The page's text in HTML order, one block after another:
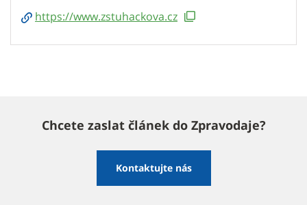
https://www.zstuhackova.cz
Chcete zaslat článek do Zpravodaje?
Kontaktujte nás